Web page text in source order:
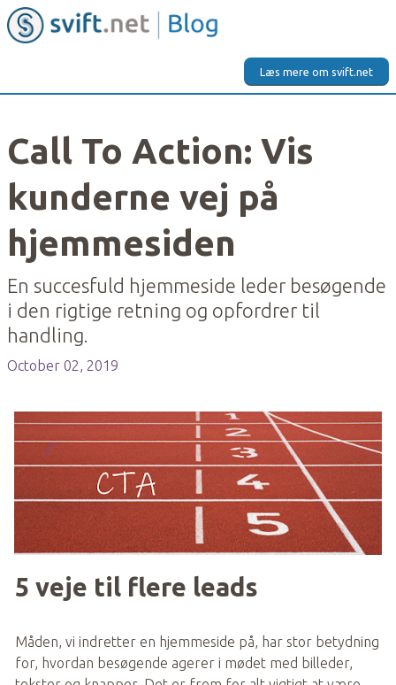
Læs mere om svift.net
Call To Action: Vis
kunderne vej på
hjemmesiden
En succesfuld hjemmeside leder besøgende
i den rigtige retning og opfordrer til
handling.
October 02, 2019
5 veje til flere leads
Måden, vi indretter en hjemmeside på, har stor betydning
for, hvordan besøgende agerer i mødet med billeder,